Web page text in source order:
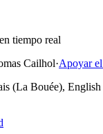
tiempo real
Cailhol·Apoyar
(La Bouée),